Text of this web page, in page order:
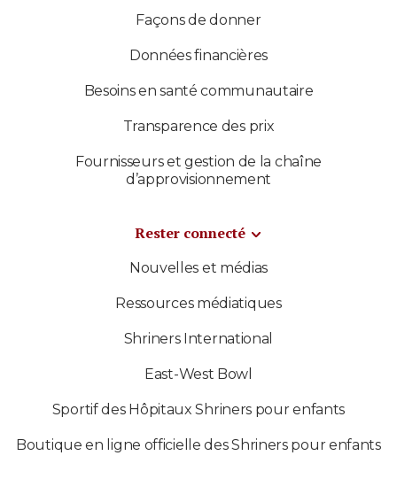
Façons de donner
Données financières
Besoins en santé communautaire
Transparence des prix
Fournisseurs et gestion de la chaîne
d’approvisionnement
Rester connecté
Nouvelles et médias
Ressources médiatiques
Shriners International
East-West Bowl
Sportif des Hôpitaux Shriners pour enfants
Boutique en ligne officielle des Shriners pour enfants